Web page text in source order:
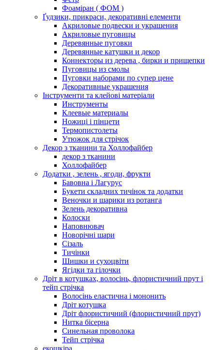
Фоаміран ( ФОМ )
Ґудзики, прикраси, декоративні елементи
Акриловые подвески и украшения
Акриловые пуговицы
Деревянные пуговки
Деревянные катушки и декор
Коннекторы из дерева , бирки и прищепки
Пуговицы из смолы
Пуговки наборами по супер цене
Декоративные украшения
Інструменти та клейові матеріали
Инструменты
Клеевые материалы
Ножиці і пінцети
Термопистолеты
Утюжок для стрічок
Декор з тканини та Холлофайбер
декор з тканини
Холлофайбер
Додатки , зелень , ягоди, фрукти
Бавовна і Лагурус
Букети складних тичінок та додатки
Веночки и шарики из ротанга
Зелень декоративна
Колоски
Наповнювач
Новорічні шари
Сізаль
Тичінки
Шишки и сухоцвіти
Ягідки та гілочки
Дріт в котушках, волосінь, флористичний прут і
тейп стрічка
Волосінь еластична і мононить
Дріт котушка
Дріт флористичний (флористичний прут)
Нитка бісерна
Синельная проволока
Тейп стрічка
екошкіра